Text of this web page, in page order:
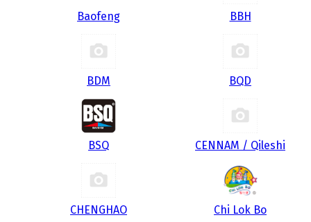
Baofeng BBH
BDM BQD
BSQ CENNAM / Qileshi
CHENGHAO Chi Lok Bo